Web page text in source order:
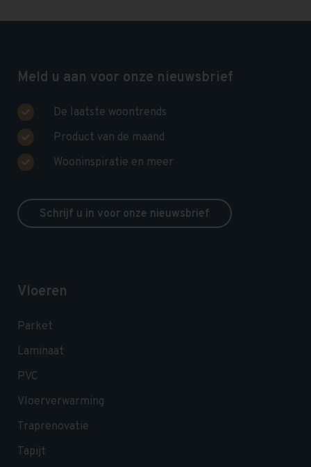
Meld u aan voor onze nieuwsbrief
De laatste woontrends
Product van de maand
Wooninspiratie en meer
Schrijf u in voor onze nieuwsbrief
Vloeren
Parket
Laminaat
PVC
Vloerverwarming
Traprenovatie
Tapijt